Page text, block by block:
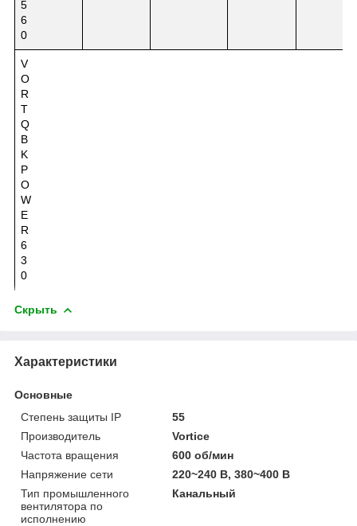
5
6
0
V
O
R
T
Q
B
K
P
O
W
E
R
6
3
0
Скрыть
Характеристики
Основные
Степень защиты IP
55
Производитель
Vortice
Частота вращения
600 об/мин
Напряжение сети
220~240 В, 380~400 В
Тип промышленного
вентилятора по
исполнению
Канальный